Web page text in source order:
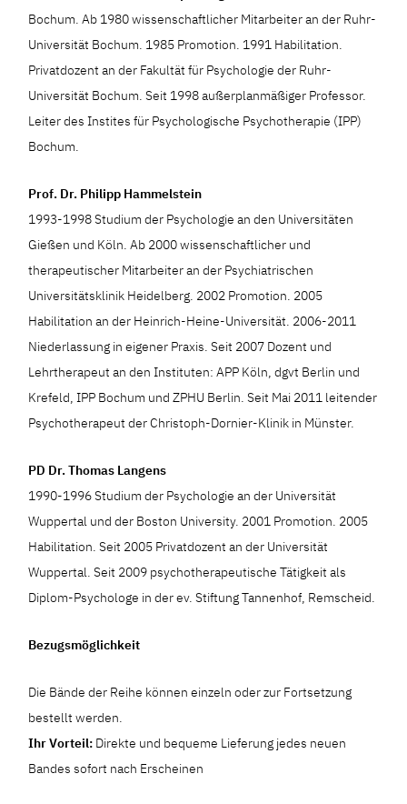
Bochum. Ab 1980 wissenschaftlicher Mitarbeiter an der Ruhr-
Universität Bochum. 1985 Promotion. 1991 Habilitation.
Privatdozent an der Fakultät für Psychologie der Ruhr-
Universität Bochum. Seit 1998 außerplanmäßiger Professor.
Leiter des Instites für Psychologische Psychotherapie (IPP)
Bochum.
Prof. Dr. Philipp Hammelstein
1993-1998 Studium der Psychologie an den Universitäten
Gießen und Köln. Ab 2000 wissenschaftlicher und
therapeutischer Mitarbeiter an der Psychiatrischen
Universitätsklinik Heidelberg. 2002 Promotion. 2005
Habilitation an der Heinrich-Heine-Universität. 2006-2011
Niederlassung in eigener Praxis. Seit 2007 Dozent und
Lehrtherapeut an den Instituten: APP Köln, dgvt Berlin und
Krefeld, IPP Bochum und ZPHU Berlin. Seit Mai 2011 leitender
Psychotherapeut der Christoph-Dornier-Klinik in Münster.
PD Dr. Thomas Langens
1990-1996 Studium der Psychologie an der Universität
Wuppertal und der Boston University. 2001 Promotion. 2005
Habilitation. Seit 2005 Privatdozent an der Universität
Wuppertal. Seit 2009 psychotherapeutische Tätigkeit als
Diplom-Psychologe in der ev. Stiftung Tannenhof, Remscheid.
Bezugsmöglichkeit
Die Bände der Reihe können einzeln oder zur Fortsetzung
bestellt werden.
Ihr Vorteil: Direkte und bequeme Lieferung jedes neuen
Bandes sofort nach Erscheinen